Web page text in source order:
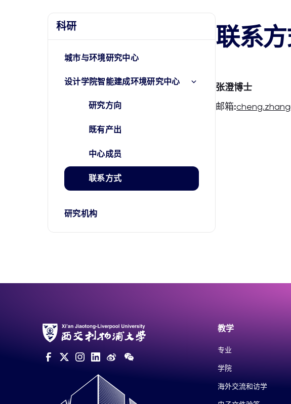
科研
城市与环境研究中心
设计学院智能建成环境研究中心
研究方向
既有产出
中心成员
联系方式
研究机构
联系
张澄博士
邮箱:
教学
专业
学院
海外交流和访学